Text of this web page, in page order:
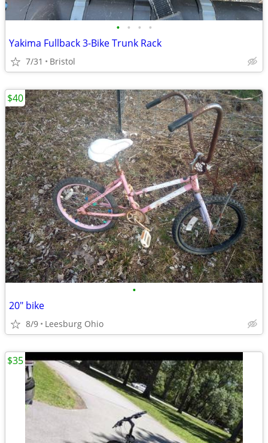
• • • •
Yakima Fullback 3-Bike Trunk Rack
7/31 Bristol
•
20" bike
8/9 Leesburg Ohio
$40
$35